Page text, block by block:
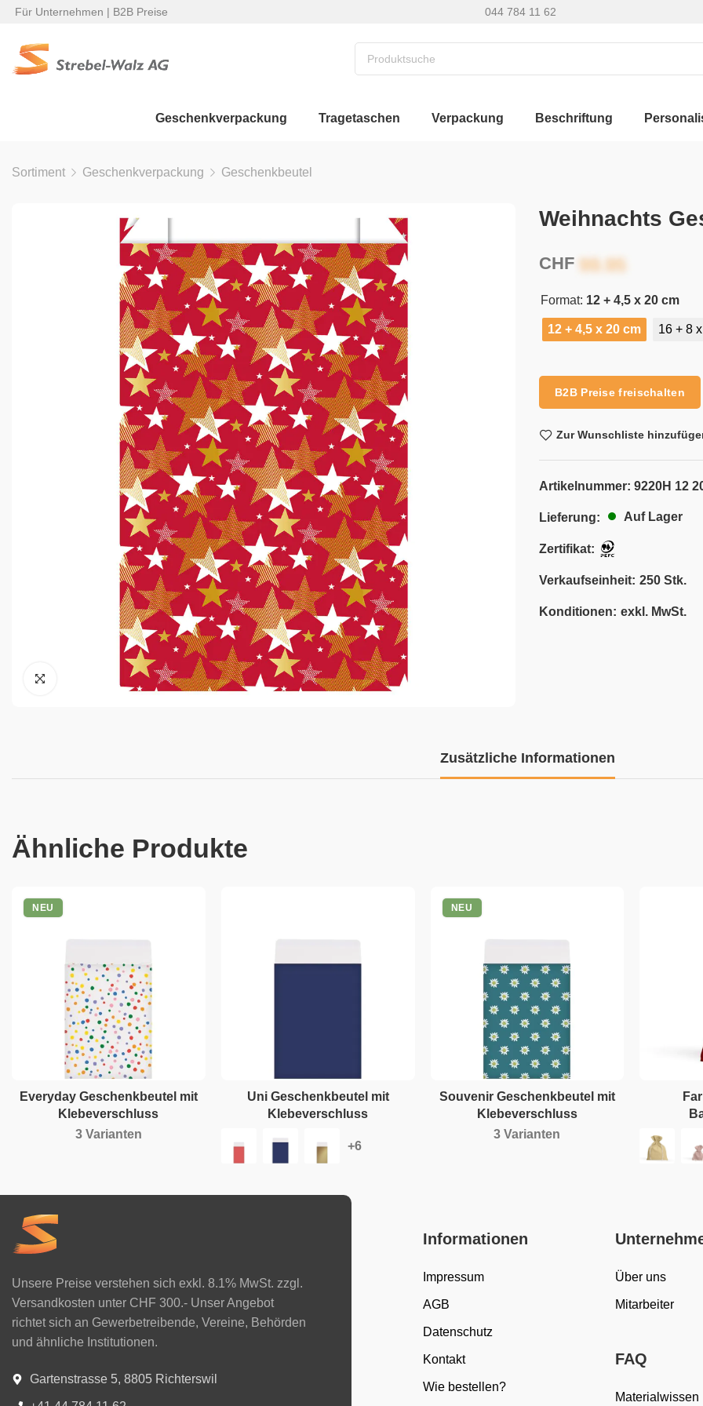
Für Unternehmen | B2B Preise 044 784 11 62
Geschenkverpackung Tragetaschen Verpackung Beschriftung
Sortiment Geschenkverpackung Geschenkbeutel
Weihnachts
CHF
Format: 12 + 4,5 x 20 cm
12 + 4,5 x 20 cm 16 + 8
B2B Preise freischalten
Zur Wunschliste
Artikelnummer: 9220H 12
Lieferung: Auf Lager
Zertifikat:
Verkaufseinheit: 250 Stk.
Konditionen: exkl. MwSt.
Zusätzliche Informationen
Ähnliche Produkte
NEU
Everyday Geschenkbeutel mit
Klebeverschluss
3 Varianten
Uni Geschenkbeutel mit
Klebeverschluss
NEU
Souvenir Geschenkbeutel mit
Klebeverschluss
3 Varianten
Unsere Preise verstehen sich exkl. 8.1% MwSt. zzgl.
Versandkosten unter CHF 300.- Unser Angebot
richtet sich an Gewerbetreibende, Vereine, Behörden
und ähnliche Institutionen.
Gartenstrasse 5, 8805 Richterswil
Informationen
Impressum
AGB
Datenschutz
Kontakt
Wie bestellen?
Über uns
Mitarbeiter
FAQ
Materialwissen